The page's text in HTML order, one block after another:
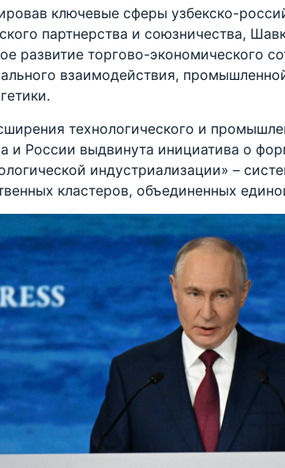
ключевые сферы узбекско-
партнерства и союзничества,
развитие торгово-экономического
взаимодействия,
технологического и
и России выдвинута инициатива о
индустриализации» –
кластеров, объединенных